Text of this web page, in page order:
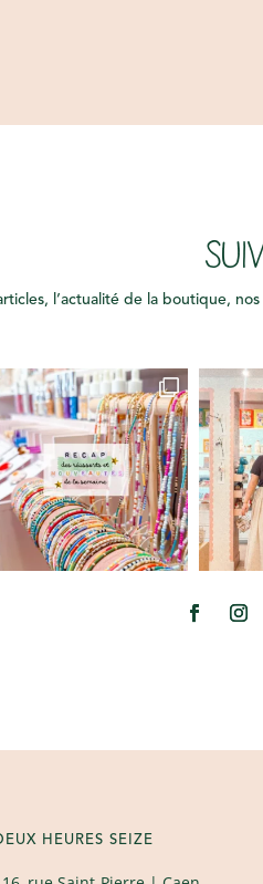
l’actualité de la boutique,
HEURES SEIZE